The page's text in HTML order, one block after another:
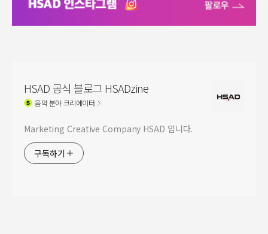
HSAD 공식 블로그 HSADzine
음악분야 크리에이터
Marketing Creative Company HSAD 입니다.
구독하기